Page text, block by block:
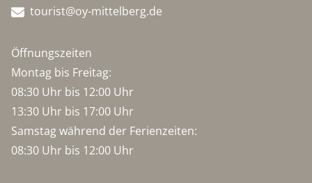
tourist@oy-mittelberg.de
Öffnungszeiten
Montag bis Freitag:
08:30 Uhr bis 12:00 Uhr
13:30 Uhr bis 17:00 Uhr
Samstag während der Ferienzeiten:
08:30 Uhr bis 12:00 Uhr